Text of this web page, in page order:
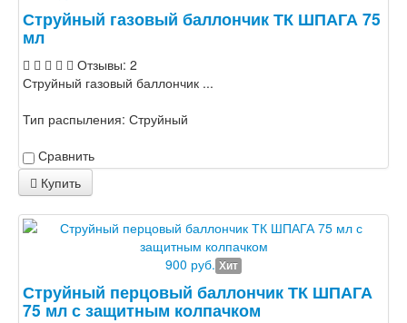
Струйный газовый баллончик ТК ШПАГА 75
мл
Отзывы: 2
Струйный газовый баллончик ...
Тип распыления: Струйный
Сравнить
Купить
900 руб. Хит
Струйный перцовый баллончик ТК ШПАГА
75 мл с защитным колпачком